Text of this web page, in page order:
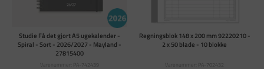
Studie Få det gjort A5 ugekalender -
Spiral - Sort - 2026/2027 - Mayland -
27815400
Varenummer: PA-742439
Regningsblok 148 x 200 mm 92220210 -
2 x 50 blade - 10 blokke
Varenummer: PA-702432